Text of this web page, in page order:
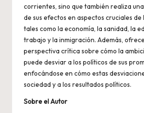
corrientes, sino que también realiza
de sus efectos en aspectos cruciales
tales como la economía, la sanidad, la
trabajo y la inmigración. Además,
perspectiva crítica sobre cómo la
puede desviar a los políticos de sus
enfocándose en cómo estas
sociedad y a los resultados políticos.
Sobre el Autor